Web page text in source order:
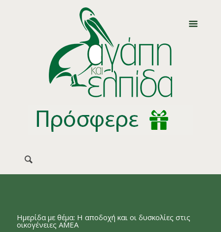
Ημερίδα με θέμα: Η αποδοχή και οι δυσκολίες στις
οικογένειες ΑΜΕΑ